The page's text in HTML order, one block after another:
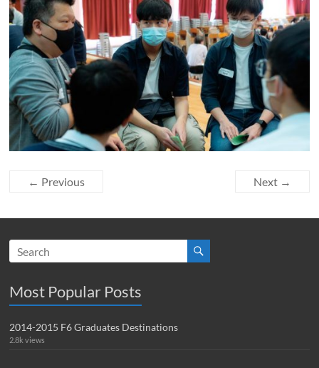
← Previous Next →
Most Popular Posts
2014-2015 F6 Graduates Destinations
2.8k views